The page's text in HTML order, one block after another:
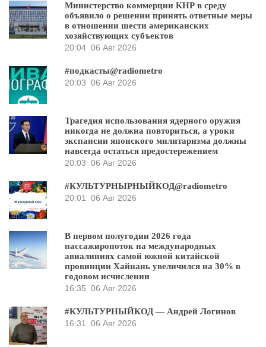
Министерство коммерции КНР в среду
объявило о решении принять ответные меры
в отношении шести американских
хозяйствующих субъектов
20:04 06 Авг 2026
#подкасты@radiometro
20:03 06 Авг 2026
Трагедия использования ядерного оружия
никогда не должна повториться, а уроки
экспансии японского милитаризма должны
навсегда остаться предостережением
20:03 06 Авг 2026
#КУЛЬТУРНЫРНЫЙКОД@radiometro
20:01
06 Авг 2026
В первом полугодии 2026 года
пассажиропоток на международных
авиалиниях самой южной китайской
провинции Хайнань увеличился на 30% в
годовом исчислении
16:35 06 Авг 2026
#КУЛЬТУРНЫЙКОД — Андрей Логинов
16:31
06 Авг 2026